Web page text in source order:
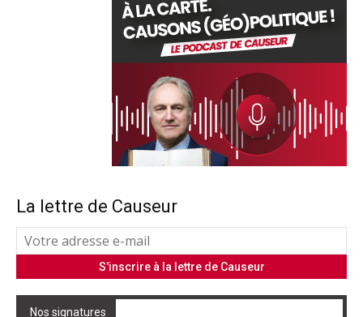
La lettre de Causeur
Nos signatures